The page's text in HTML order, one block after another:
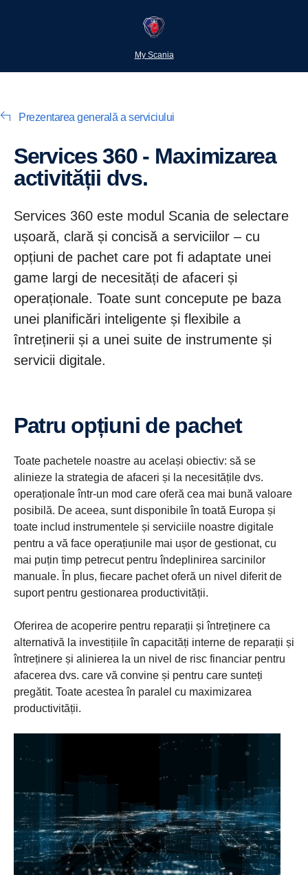
My Scania
Prezentarea generală a serviciului
Services 360 - Maximizarea
activității dvs.
Services 360 este modul Scania de selectare
ușoară, clară și concisă a serviciilor – cu
opțiuni de pachet care pot fi adaptate unei
game largi de necesități de afaceri și
operaționale. Toate sunt concepute pe baza
unei planificări inteligente și flexibile a
întreținerii și a unei suite de instrumente și
servicii digitale.
Patru opțiuni de pachet
Toate pachetele noastre au același obiectiv: să se
alinieze la strategia de afaceri și la necesitățile dvs.
operaționale într-un mod care oferă cea mai bună valoare
posibilă. De aceea, sunt disponibile în toată Europa și
toate includ instrumentele și serviciile noastre digitale
pentru a vă face operațiunile mai ușor de gestionat, cu
mai puțin timp petrecut pentru îndeplinirea sarcinilor
manuale. În plus, fiecare pachet oferă un nivel diferit de
suport pentru gestionarea productivității.
Oferirea de acoperire pentru reparații și întreținere ca
alternativă la investițiile în capacități interne de reparații și
întreținere și alinierea la un nivel de risc financiar pentru
afacerea dvs. care vă convine și pentru care sunteți
pregătit. Toate acestea în paralel cu maximizarea
productivității.